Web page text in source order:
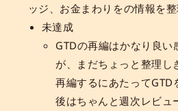
ッジ、お金まわりをの情報を
未達成
GTDの再編はかなり良い
が、まだちょっと整理し
再編するにあたってGTD
後はちゃんと週次レビュ